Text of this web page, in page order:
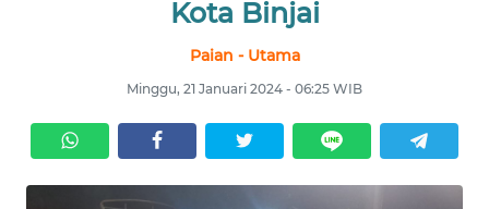
Kota Binjai
Paian - Utama
Minggu, 21 Januari 2024 - 06:25 WIB
SERBI
OPINI